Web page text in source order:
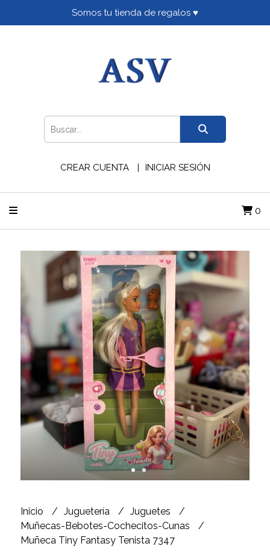
Somos tu tienda de regalos ♥
CREAR CUENTA INICIAR SESIÓN
0
Inicio Juguetería
Juguetes
Muñecas-Bebotes-Cochecitos-Cunas
Muñeca Tiny Fantasy Tenista 7347